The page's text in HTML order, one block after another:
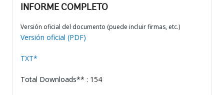
INFORME COMPLETO
Versión oficial del documento (puede incluir firmas, etc.)
Versión oficial (PDF)
TXT*
Total Downloads** : 154